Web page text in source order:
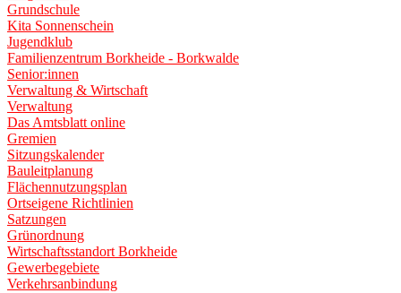
Grundschule
Kita Sonnenschein
Jugendklub
Familienzentrum Borkheide - Borkwalde
Senior:innen
Verwaltung & Wirtschaft
Verwaltung
Das Amtsblatt online
Gremien
Sitzungskalender
Bauleitplanung
Flächennutzungsplan
Ortseigene Richtlinien
Satzungen
Grünordnung
Wirtschaftsstandort Borkheide
Gewerbegebiete
Verkehrsanbindung